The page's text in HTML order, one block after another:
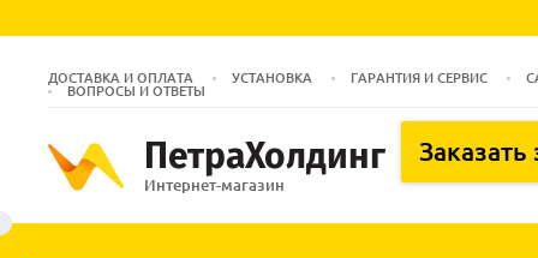
ДОСТАВКА И ОПЛАТА УСТАНОВКА ГАРАНТИЯ И СЕРВИС
ВОПРОСЫ И ОТВЕТЫ
ПетраХолдинг
Интернет-магазин
Заказать